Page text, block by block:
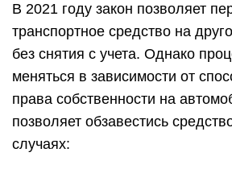
В 2021 году закон позволяет
транспортное средство на
без снятия с учета. Однако
меняться в зависимости от
права собственности на
позволяет обзавестись
случаях: